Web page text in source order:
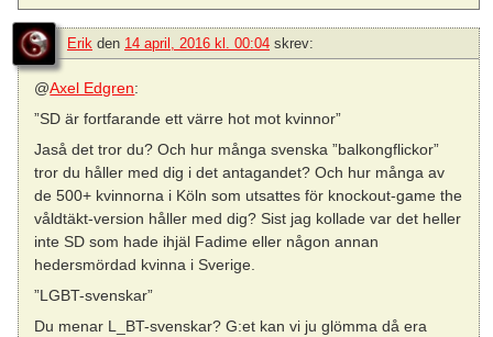
Erik den 14 april, 2016 kl. 00:04 skrev:
@Axel Edgren:
”SD är fortfarande ett värre hot mot kvinnor”
Jaså det tror du? Och hur många svenska ”balkongflickor”
tror du håller med dig i det antagandet? Och hur många av
de 500+ kvinnorna i Köln som utsattes för knockout-game the
våldtäkt-version håller med dig? Sist jag kollade var det heller
inte SD som hade ihjäl Fadime eller någon annan
hedersmördad kvinna i Sverige.
”LGBT-svenskar”
Du menar L_BT-svenskar? G:et kan vi ju glömma då era